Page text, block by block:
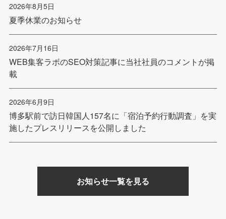
2026年8月5日
夏季休業のお知らせ
2026年7月16日
WEB集客ラボのSEO対策記事に当社社員のコメントが掲
載
2026年6月9日
博多駅前で訪日韓国人157名に「宿泊予約行動調査」を実
施したプレスリリースを公開しました
お知らせ一覧を見る